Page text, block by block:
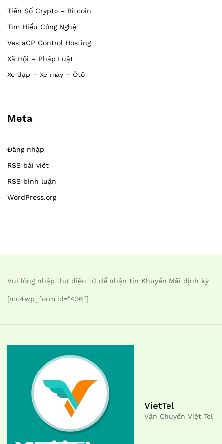
Tiền Số Crypto – Bitcoin
Tìm Hiểu Công Nghệ
VestaCP Control Hosting
Xã Hội – Pháp Luật
Xe đạp – Xe máy – Ôtô
Meta
Đăng nhập
RSS bài viết
RSS bình luận
WordPress.org
Vui lòng nhập thư điện tử để nhận tin Khuyến Mãi định kỳ
[mc4wp_form id="436"]
VietTel
Vận Chuyển Việt Tel